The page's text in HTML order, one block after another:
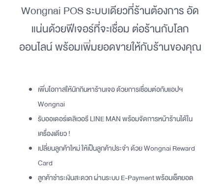
Wongnai POS ระบบเดียวที่ร้านต้องการ อัด
แน่นด้วยฟีเจอร์ที่จะเชื่อม ต่อร้านกับโลก
ออนไลน์ พร้อมเพิ่มยอดขายให้กับร้านของคุณ
เพิ่มโอกาสให้นักกินหาร้านเจอ ด้วยการเชื่อมต่อกับแอปฯ
Wongnai
รับออเดอร์เดลิเวอรี LINE MAN พร้อมจัดการหน้าร้านได้ใน
เครื่องเดียว !
เปลี่ยนลูกค้าใหม่ ให้เป็นลูกค้าประจำ ด้วย Wongnai Reward
Card
ลูกค้าชำระเงินสะดวก ผ่านระบบ E-Payment พร้อมเช็คยอด